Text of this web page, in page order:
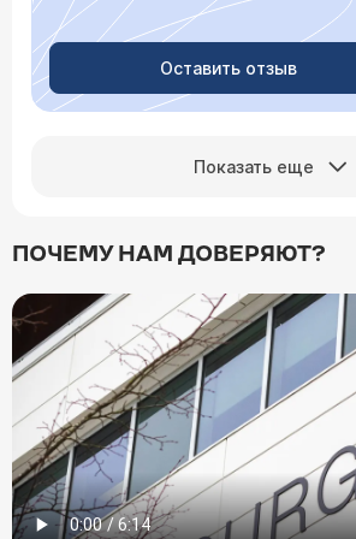
Оставить отзыв
Показать еще
ПОЧЕМУ НАМ ДОВЕРЯЮТ?